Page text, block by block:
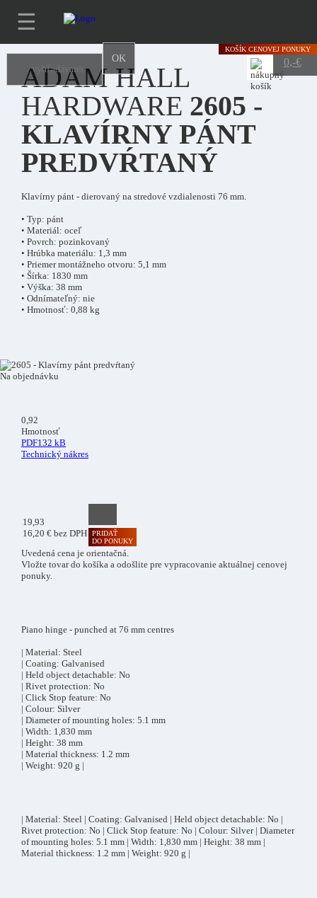
☰
KOŠÍK CENOVEJ PONUKY
0,-€
OK
ADAM HALL
HARDWARE 2605 -
KLAVÍRNY PÁNT
PREDVŔTANÝ
Klavírny pánt - dierovaný na stredové vzdialenosti 76 mm.
• Typ: pánt
• Materiál: oceľ
• Povrch: pozinkovaný
• Hrúbka materiálu: 1,3 mm
• Priemer montážneho otvoru: 5,1 mm
• Šírka: 1830 mm
• Výška: 38 mm
• Odnímateľný: nie
• Hmotnosť: 0,88 kg
Na objednávku
0,92
Hmotnosť
PDF132 kB
Technický nákres
19,93
16,20 € bez DPH
PRIDAŤ
DO PONUKY
Uvedená cena je orientačná.
Vložte tovar do košíka a odošlite pre vypracovanie aktuálnej cenovej
ponuky.
Piano hinge - punched at 76 mm centres
| Material: Steel
| Coating: Galvanised
| Held object detachable: No
| Rivet protection: No
| Click Stop feature: No
| Colour: Silver
| Diameter of mounting holes: 5.1 mm
| Width: 1,830 mm
| Height: 38 mm
| Material thickness: 1.2 mm
| Weight: 920 g |
| Material: Steel | Coating: Galvanised | Held object detachable: No |
Rivet protection: No | Click Stop feature: No | Colour: Silver | Diameter
of mounting holes: 5.1 mm | Width: 1,830 mm | Height: 38 mm |
Material thickness: 1.2 mm | Weight: 920 g |